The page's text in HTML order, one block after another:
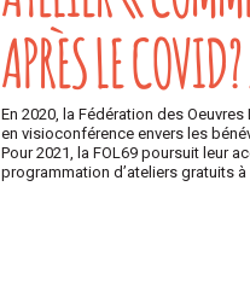
APRÈS LE
En 2020, la Fédération des
en visioconférence envers les
Pour 2021, la FOL69 poursuit leur
programmation d’ateliers gratuits